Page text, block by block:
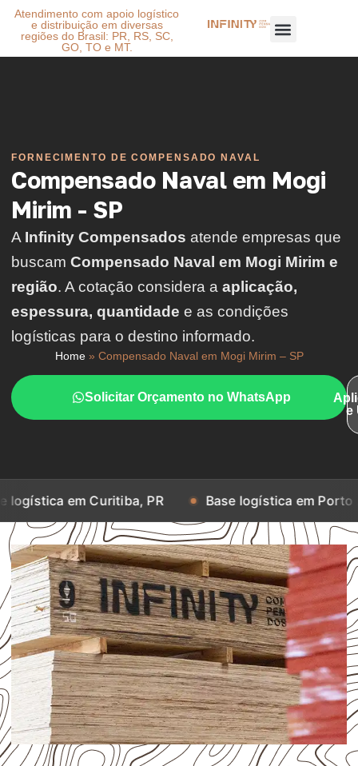
Atendimento com apoio logístico
e distribuição em diversas
regiões do Brasil: PR, RS, SC,
GO, TO e MT.
FORNECIMENTO DE COMPENSADO NAVAL
Compensado Naval em Mogi
Mirim - SP
A Infinity Compensados atende empresas que
buscam Compensado Naval em Mogi Mirim e
região. A cotação considera a aplicação,
espessura, quantidade e as condições
logísticas para o destino informado.
Home» Compensado Naval em Mogi Mirim – SP
Solicitar Orçamento no WhatsApp
e
Curitiba, PR Base logística em Porto Alegre, RS